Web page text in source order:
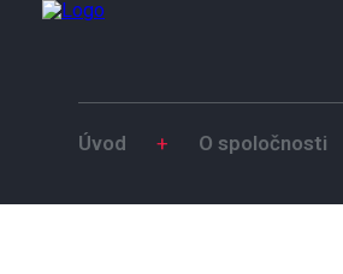
Úvod + O spoločnosti